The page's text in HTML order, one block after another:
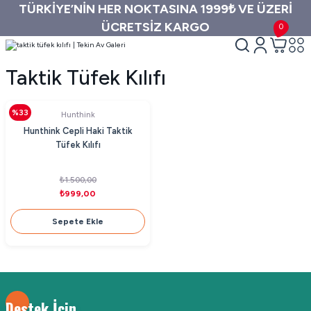
TÜRKİYE’NİN HER NOKTASINA 1999₺ VE ÜZERİ
ÜCRETSİZ KARGO
0
Taktik Tüfek Kılıfı
%33 Hunthink
Hunthink Cepli Haki Taktik
Tüfek Kılıfı
₺1.500,00
₺999,00
Sepete Ekle